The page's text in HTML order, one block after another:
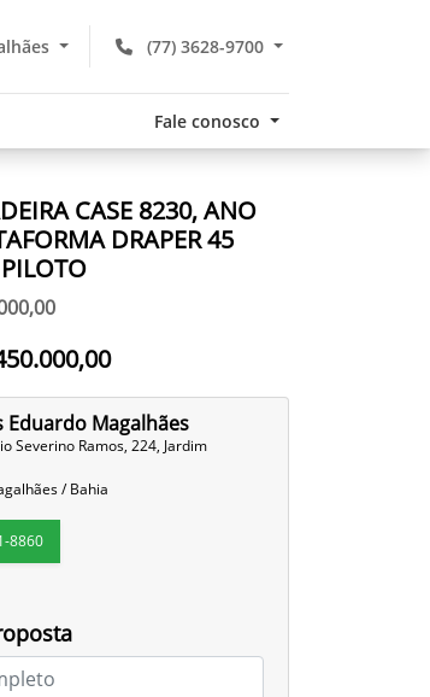
(77) 3628-9700
Fale conosco
CASE 8230, ANO
DRAPER 45
Eduardo Magalhães
Severino Ramos, 224, Jardim
/ Bahia
8860